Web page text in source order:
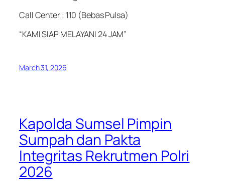
Call Center : 110 (Bebas Pulsa)
“KAMI SIAP MELAYANI 24 JAM”
March 31, 2026
Kapolda Sumsel Pimpin
Sumpah dan Pakta
Integritas Rekrutmen Polri
2026